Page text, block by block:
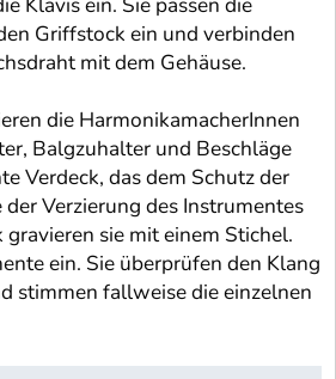
Klavis ein. Sie passen die
Griffstock ein und verbinden
mit dem Gehäuse.
die HarmonikamacherInnen
Balgzuhalter und Beschläge
Verdeck, das dem Schutz der
Verzierung des Instrumentes
gravieren sie mit einem Stichel.
ein. Sie überprüfen den Klang
stimmen fallweise die einzelnen